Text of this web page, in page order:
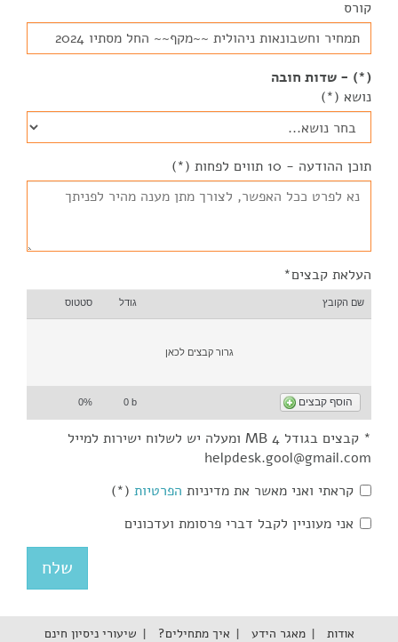
קורס
(*) - שדות חובה
נושא (*)
תוכן ההודעה - 10 תווים לפחות (*)
העלאת קבצים*
שם הקובץ סטטוס גודל
גרור קבצים לכאן
הוסף קבצים 0% 0 b
* קבצים בגודל 4 MB ומעלה יש לשלוח ישירות למייל
helpdesk.gool@gmail.com
קראתי ואני מאשר את מדיניות הפרטיות (*)
אני מעוניין לקבל דברי פרסומת ועדכונים
אודות מאגר הידע איך מתחילים? שיעורי ניסיון חינם